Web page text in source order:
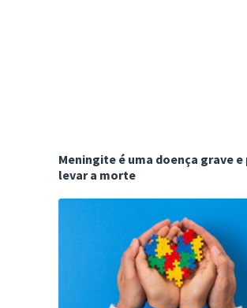
Meningite é uma doença grave e
levar a morte